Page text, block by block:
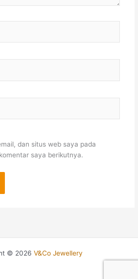
dan situs web saya pada
saya berikutnya.
© 2026 V&Co Jewellery